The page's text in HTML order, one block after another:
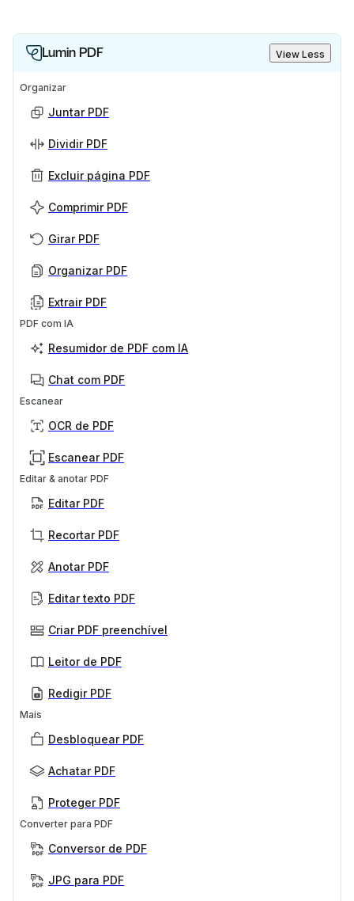
Lumin PDF View Less
Organizar
Juntar PDF
Dividir PDF
Excluir página PDF
Comprimir PDF
Girar PDF
Organizar PDF
Extrair PDF
PDF com IA
Resumidor de PDF com IA
Chat com PDF
Escanear
OCR de PDF
Escanear PDF
Editar & anotar PDF
Editar PDF
Recortar PDF
Anotar PDF
Editar texto PDF
Criar PDF preenchível
Leitor de PDF
Redigir PDF
Mais
Desbloquear PDF
Achatar PDF
Proteger PDF
Converter para PDF
Conversor de PDF
JPG para PDF